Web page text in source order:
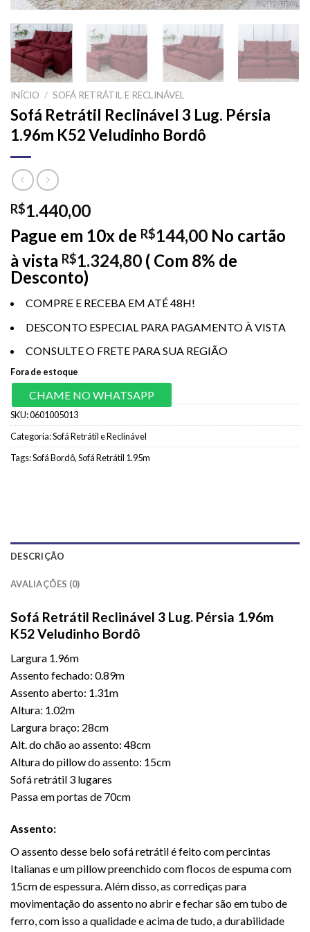
INÍCIO / SOFÁ RETRÁTIL E RECLINÁVEL
Sofá Retrátil Reclinável 3 Lug. Pérsia
1.96m K52 Veludinho Bordô
R$1.440,00
Pague em 10x de R$144,00 No cartão
à vista R$1.324,80 ( Com 8% de
Desconto)
COMPRE E RECEBA EM ATÉ 48H!
DESCONTO ESPECIAL PARA PAGAMENTO À VISTA
CONSULTE O FRETE PARA SUA REGIÃO
Fora de estoque
CHAME NO WHATSAPP
SKU:0601005013
Categoria:Sofá Retrátil e Reclinável
Tags:Sofá Bordô,Sofá Retrátil 1.95m
DESCRIÇÃO
AVALIAÇÕES (0)
Sofá Retrátil Reclinável 3 Lug. Pérsia 1.96m
K52 Veludinho Bordô
Largura 1.96m
Assento fechado: 0.89m
Assento aberto: 1.31m
Altura: 1.02m
Largura braço: 28cm
Alt. do chão ao assento: 48cm
Altura do pillow do assento: 15cm
Sofá retrátil 3 lugares
Passa em portas de 70cm
Assento:
O assento desse belosofá retrátilé feito com percintas
Italianas e um pillow preenchido com flocos de espuma com
15cm de espessura. Além disso, as corrediças para
movimentação do assento no abrir e fechar são em tubo de
ferro, com isso a qualidade e acima de tudo, a durabilidade